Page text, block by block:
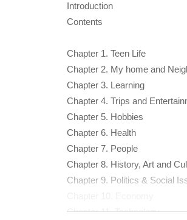
Introduction
Contents
Chapter 1. Teen Life
Chapter 2. My home and
Chapter 3. Learning
Chapter 4. Trips and
Chapter 5. Hobbies
Chapter 6. Health
Chapter 7. People
Chapter 8. History, Art and
Chapter 9. Politics & Social
Chapter 11. Technology